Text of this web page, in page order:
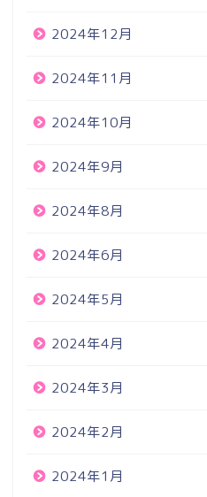
2024年12月
2024年11月
2024年10月
2024年9月
2024年8月
2024年6月
2024年5月
2024年4月
2024年3月
2024年2月
2024年1月